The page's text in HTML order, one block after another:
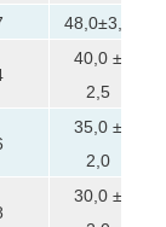
48,0±3,0
40,0 ±
2,5
35,0 ±
2,0
30,0 ±